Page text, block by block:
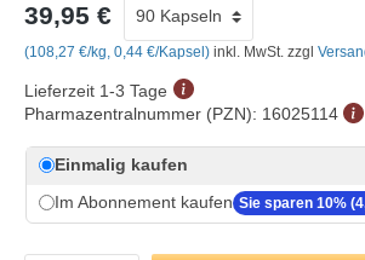
39,95 €
(108,27 €/kg, 0,44 €/Kapsel) inkl. MwSt. zzgl
Lieferzeit 1-3 Tage
Pharmazentralnummer (PZN): 16025114
Einmalig kaufen
Im Abonnement kaufen Sie sparen 10%